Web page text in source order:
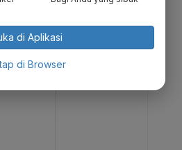
di Aplikasi
di Browser